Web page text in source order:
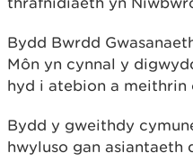
Bydd Bwrdd
Môn yn cynnal y
hyd i atebion a meithrin
Bydd y gweithdy
hwyluso gan asiantaeth